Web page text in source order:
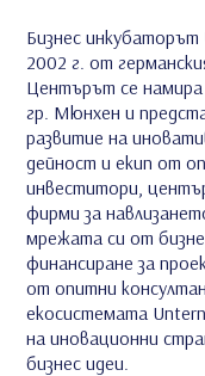
Бизнес инкубаторът
2002 г. от
Центърът се намира
гр. Мюнхен и
развитие на
дейност и екип от
инвеститори,
фирми за
мрежата си от
финансиране за
от опитни
екосистемата
на иновационни
бизнес идеи.